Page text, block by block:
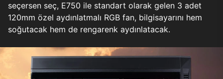
seçersen seç, E750 ile standart olarak gelen 3 adet
120mm özel aydınlatmalı RGB fan, bilgisayarını hem
soğutacak hem de rengarenk aydınlatacak.